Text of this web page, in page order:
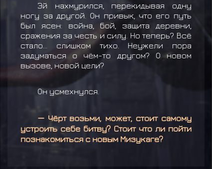
Эй нахмурился, перекидывая одну
ногу за другой. Он привык, что его путь
был ясен: война, бой, защита деревни,
сражения за честь и силу. Но теперь? Всё
стало… слишком тихо. Неужели пора
задуматься о чём-то другом? О новом
вызове, новой цели?
Он усмехнулся.
— Чёрт возьми, может, стоит самому
устроить себе битву? Стоит что ли пойти
познакомиться с новым Мизукаге?